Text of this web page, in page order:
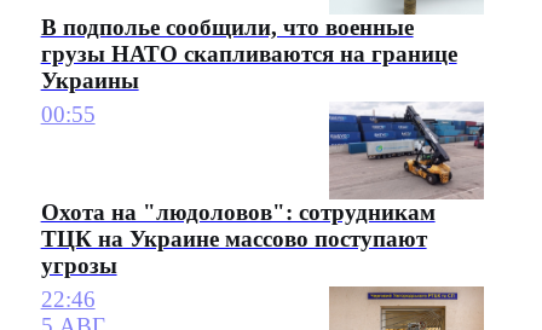
В подполье сообщили, что военные
грузы НАТО скапливаются на границе
Украины
00:55
Охота на "людоловов": сотрудникам
ТЦК на Украине массово поступают
угрозы
22:46